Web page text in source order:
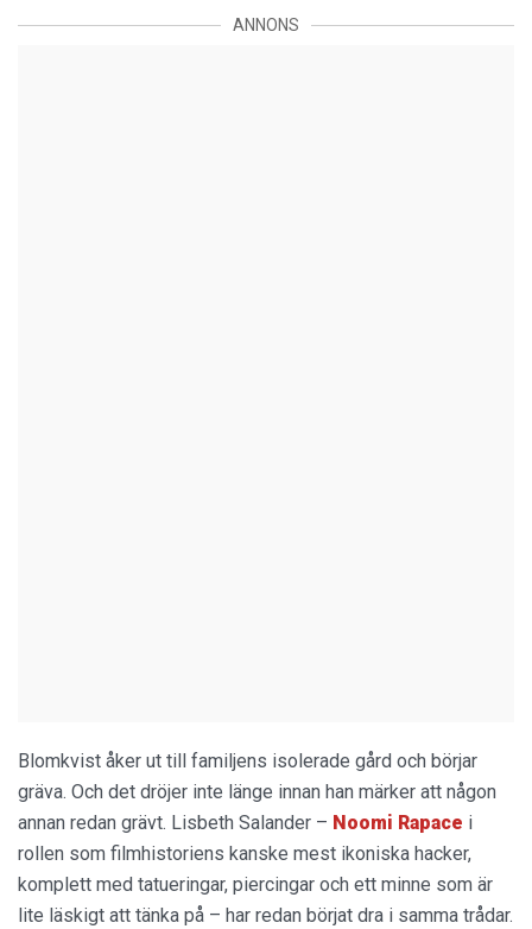
ANNONS
Blomkvist åker ut till familjens isolerade gård och börjar
gräva. Och det dröjer inte länge innan han märker att någon
annan redan grävt. Lisbeth Salander – Noomi Rapace i
rollen som filmhistoriens kanske mest ikoniska hacker,
komplett med tatueringar, piercingar och ett minne som är
lite läskigt att tänka på – har redan börjat dra i samma trådar.